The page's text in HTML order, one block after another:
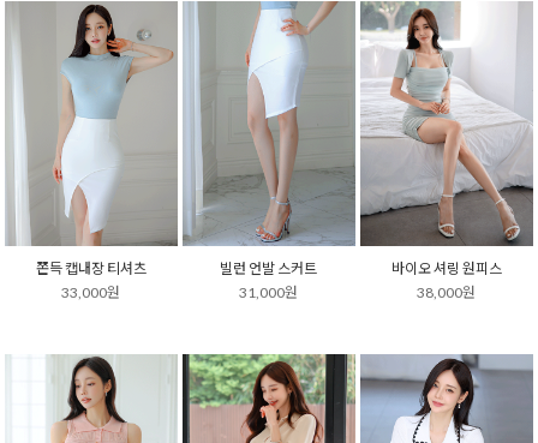
쫀득 캡내장 티셔츠
33,000원
빌런 언발 스커트
31,000원
바이오 셔링 원피스
38,000원